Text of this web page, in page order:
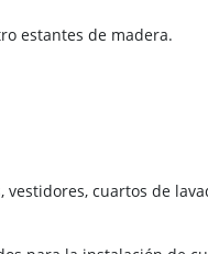
estantes de madera.
cuartos de